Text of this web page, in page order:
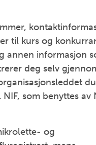
til kurs og
annen informasjon
deg selv
som benyttes av
og